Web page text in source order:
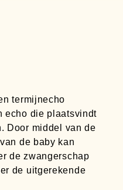
termijnecho
echo die plaatsvindt
Door middel van de
de baby kan
de zwangerschap
de uitgerekende